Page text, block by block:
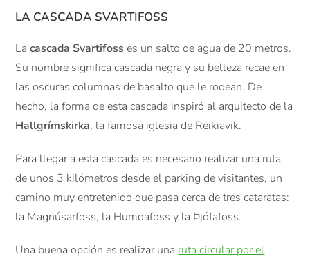
LA CASCADA SVARTIFOSS
Lacascada Svartifoss es un salto de agua de 20 metros.
Su nombre significa cascada negra y su belleza recae en
las oscuras columnas de basalto que le rodean. De
hecho, la forma de esta cascada inspiró al arquitecto de la
Hallgrímskirka, la famosa iglesia de Reikiavik.
Para llegar a esta cascada es necesario realizar una ruta
de unos 3 kilómetros desde el parking de visitantes, un
camino muy entretenido que pasa cerca de tres cataratas:
la Magnúsarfoss, la Humdafoss y la Þjófafoss.
Una buena opción es realizar una ruta circular por el